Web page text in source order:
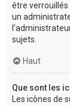
être
un
sujets.
Haut
Que sont les
Les icônes de